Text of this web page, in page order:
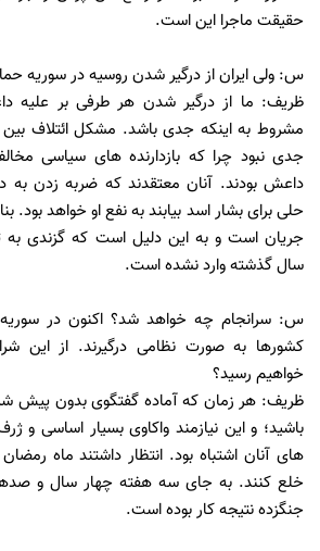
حقیقت ماجرا این است.
س: ولی ایران از درگیر شدن روسیه در سوریه
ظریف: ما از درگیر شدن هر طرفی بر علیه
مشروط به اینکه جدی باشد. مشکل ائتلاف بین
جدی نبود چرا که بازدارنده های سیاسی
داعش بودند. آنان معتقدند که ضربه زدن به
حلی برای بشار اسد بیابند به نفع او خواهد بود.
جریان است و به این دلیل است که گزندی
سال گذشته وارد نشده است.
س: سرانجام چه خواهد شد؟ اکنون در سوریه
کشورها به صورت نظامی درگیرند. از این
خواهیم رسید؟
ظریف: هر زمان که آماده گفتگوی بدون پیش
باشید؛ و این نیازمند واکاوی بسیار اساسی
های آنان اشتباه بود. انتظار داشتند ماه
خلع کنند. به جای سه هفته چهار سال و صدها
جنگزده نتیجه کار بوده است.